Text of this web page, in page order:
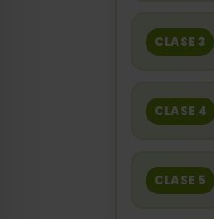
CLASE 3
CLASE 4
CLASE 5